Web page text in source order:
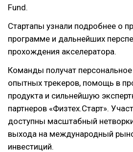
Fund.
Стартапы узнали подробнее о
программе и дальнейших
прохождения акселератора.
Команды получат
опытных трекеров, помощь в
продукта и сильнейшую
партнеров «Физтех.Старт».
доступны масштабный
выхода на международный
инвестиций.